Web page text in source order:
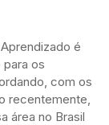
é
para os
com os
recentemente,
área no Brasil